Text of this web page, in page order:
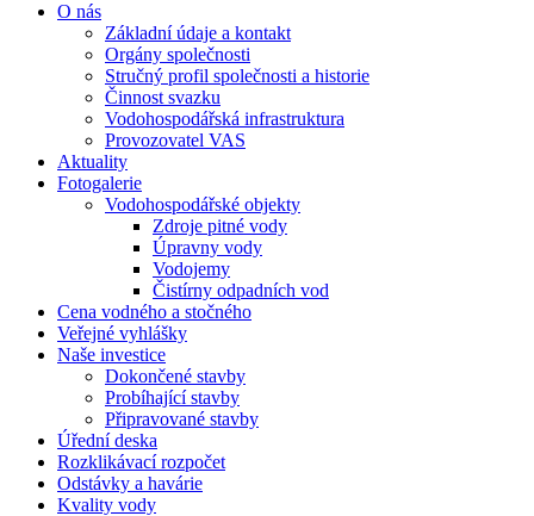
O nás
Základní údaje a kontakt
Orgány společnosti
Stručný profil společnosti a historie
Činnost svazku
Vodohospodářská infrastruktura
Provozovatel VAS
Aktuality
Fotogalerie
Vodohospodářské objekty
Zdroje pitné vody
Úpravny vody
Vodojemy
Čistírny odpadních vod
Cena vodného a stočného
Veřejné vyhlášky
Naše investice
Dokončené stavby
Probíhající stavby
Připravované stavby
Úřední deska
Rozklikávací rozpočet
Odstávky a havárie
Kvality vody